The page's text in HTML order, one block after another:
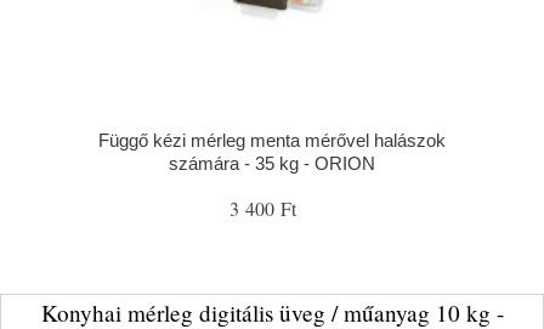
Függő kézi mérleg menta mérővel halászok
számára - 35 kg - ORION
3 400 Ft
Konyhai mérleg digitális üveg / műanyag 10 kg -